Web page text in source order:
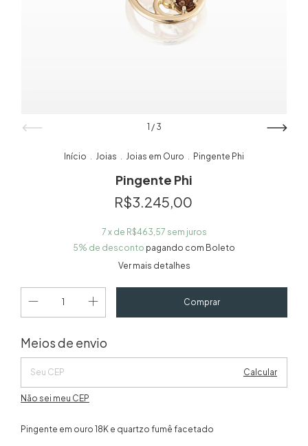
1 / 3
Início Joias Joias em Ouro Pingente Phi
Pingente Phi
R$3.245,00
7 x de R$463,57 sem juros
5% de desconto pagando com Boleto
Ver mais detalhes
Entregas para o CEP:
Meios de envio
Calcular
Não sei meu CEP
Pingente em ouro 18K e quartzo fumê facetado